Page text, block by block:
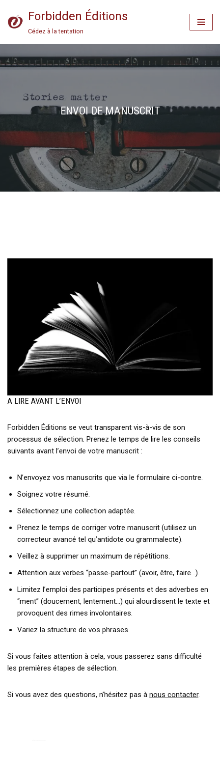
Aller
Forbidden Éditions
Cédez à la tentation
ENVOI DE MANUSCRIT
A LIRE AVANT L’ENVOI
Forbidden Éditions se veut transparent vis-à-vis de son
processus de sélection. Prenez le temps de lire les conseils
suivants avant l’envoi de votre manuscrit :
N’envoyez vos manuscrits que via le formulaire ci-contre.
Soignez votre résumé.
Sélectionnez une collection adaptée.
Prenez le temps de corriger votre manuscrit (utilisez un
correcteur avancé tel qu’antidote ou grammalecte).
Veillez à supprimer un maximum de répétitions.
Attention aux verbes “passe-partout” (avoir, être, faire…).
Limitez l’emploi des participes présents et des adverbes en
“ment” (doucement, lentement…) qui alourdissent le texte et
provoquent des rimes involontaires.
Variez la structure de vos phrases.
Si vous faites attention à cela, vous passerez sans difficulté
les premières étapes de sélection.
Si vous avez des questions, n’hésitez pas à nous contacter.